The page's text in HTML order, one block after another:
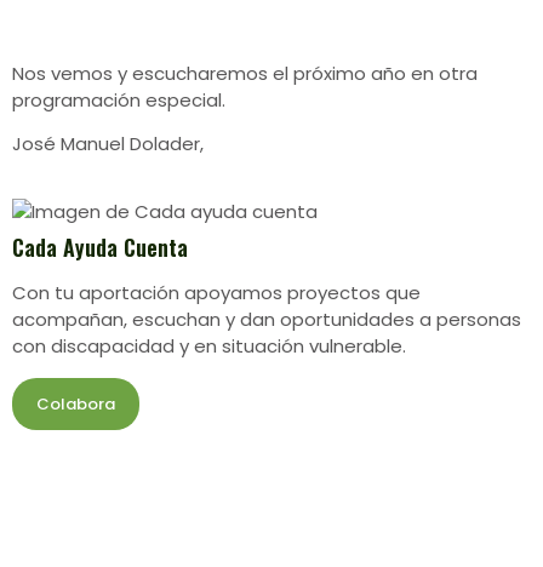
Nos vemos y escucharemos el próximo año en otra
programación especial.
José Manuel Dolader,
Cada Ayuda Cuenta
Con tu aportación apoyamos proyectos que
acompañan, escuchan y dan oportunidades a personas
con discapacidad y en situación vulnerable.
Colabora